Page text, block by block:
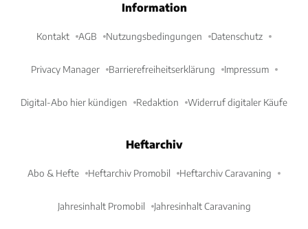
Information
Kontakt AGB Nutzungsbedingungen Datenschutz
Privacy Manager Barrierefreiheitserklärung Impressum
Digital-Abo hier kündigen Redaktion Widerruf digitaler Käufe
Heftarchiv
Abo & Hefte Heftarchiv Promobil Heftarchiv Caravaning
Jahresinhalt Promobil Jahresinhalt Caravaning